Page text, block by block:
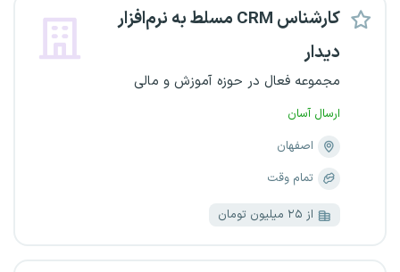
کارشناس CRM مسلط به نرم‌افزار
دیدار
مجموعه فعال در حوزه آموزش و مالی
ارسال آسان
اصفهان
تمام وقت
از ۲۵ میلیون تومان